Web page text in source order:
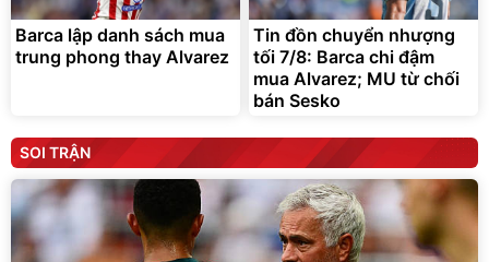
Barca lập danh sách mua
trung phong thay Alvarez
Tin đồn chuyển nhượng
tối 7/8: Barca chi đậm
mua Alvarez; MU từ chối
bán Sesko
SOI TRẬN